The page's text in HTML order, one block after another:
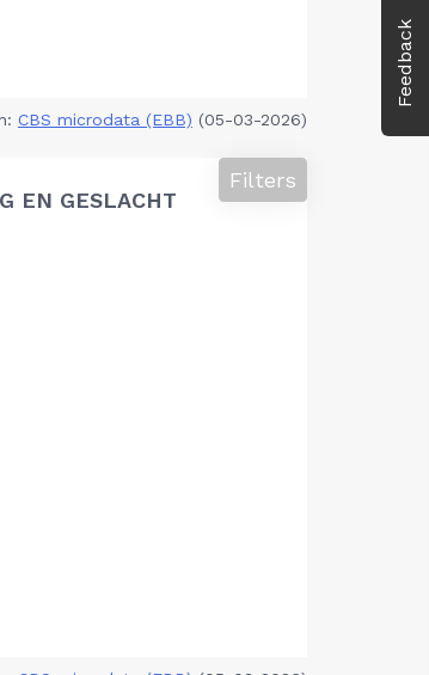
Feedback
CBS microdata (EBB) (05-03-2026)
EN GESLACHT
Filters